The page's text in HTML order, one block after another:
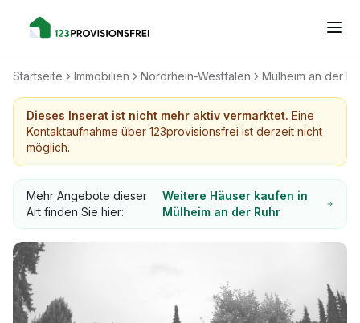
Startseite Immobilien Nordrhein-Westfalen Mülheim an der
Dieses Inserat ist nicht mehr aktiv vermarktet. Eine
Kontaktaufnahme über 123provisionsfrei ist derzeit nicht
möglich.
Mehr Angebote dieser
Art finden Sie hier:
Weitere Häuser kaufen in
Mülheim an der Ruhr